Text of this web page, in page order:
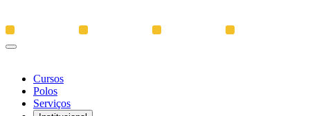
Cursos
Polos
Serviços